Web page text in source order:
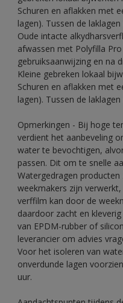
Schuren en aflakken met
lagen). Tussen de
Oude intacte
afwassen met Polyfilla
gebruiksaanwijzing en na
Kleine gebreken lokaal
Schuren en aflakken met
lagen). Tussen de
Opmerkingen - Bij hoge
verdient het aanbeveling
water te bevochtigen,
passen. Dit om te snelle
Watergedragen
weekmakers zijn
verffilm kan door de
daardoor zacht en
van EPDM-rubber of
leverancier om advies
Voor het isoleren van
onverdunde lagen
uur.